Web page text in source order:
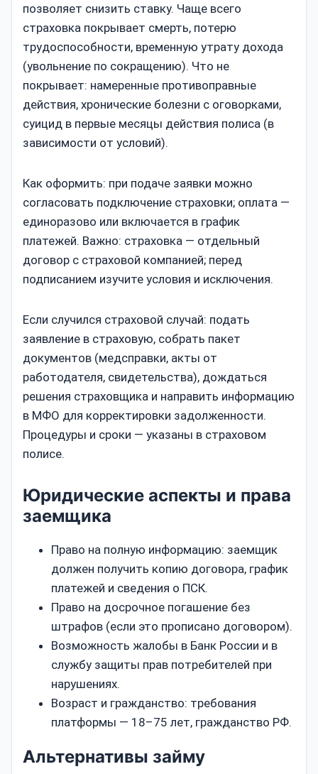
позволяет снизить ставку. Чаще всего
страховка покрывает смерть, потерю
трудоспособности, временную утрату дохода
(увольнение по сокращению). Что не
покрывает: намеренные противоправные
действия, хронические болезни с оговорками,
суицид в первые месяцы действия полиса (в
зависимости от условий).
Как оформить: при подаче заявки можно
согласовать подключение страховки; оплата —
единоразово или включается в график
платежей. Важно: страховка — отдельный
договор с страховой компанией; перед
подписанием изучите условия и исключения.
Если случился страховой случай: подать
заявление в страховую, собрать пакет
документов (медсправки, акты от
работодателя, свидетельства), дождаться
решения страховщика и направить информацию
в МФО для корректировки задолженности.
Процедуры и сроки — указаны в страховом
полисе.
Юридические аспекты и права
заемщика
Право на полную информацию: заемщик
должен получить копию договора, график
платежей и сведения о ПСК.
Право на досрочное погашение без
штрафов (если это прописано договором).
Возможность жалобы в Банк России и в
службу защиты прав потребителей при
нарушениях.
Возраст и гражданство: требования
платформы — 18–75 лет, гражданство РФ.
Альтернативы займу